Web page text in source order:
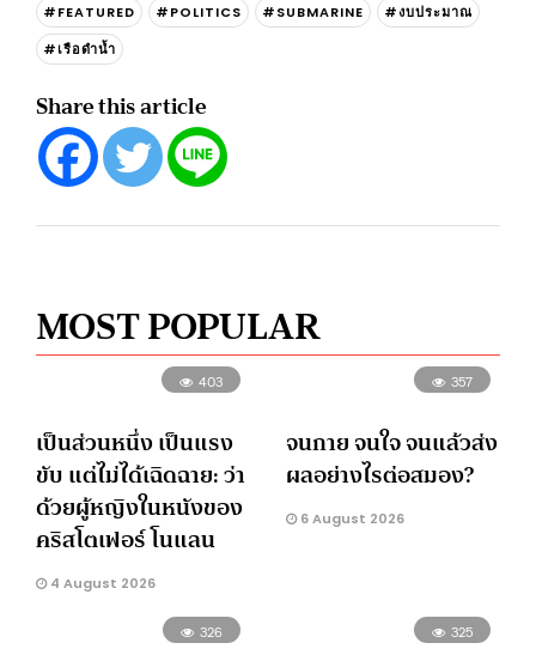
#FEATURED #POLITICS #SUBMARINE
#งบประมาณ
#เรือดำน้ำ
Share this article
MOST POPULAR
403
เป็นส่วนหนึ่ง เป็นแรง
ขับ แต่ไม่ได้เฉิดฉาย: ว่า
ด้วยผู้หญิงในหนังของ
คริสโตเฟอร์ โนแลน
4 August 2026
357
จนกาย จนใจ จนแล้วส่ง
ผลอย่างไรต่อสมอง?
6 August 2026
326 325